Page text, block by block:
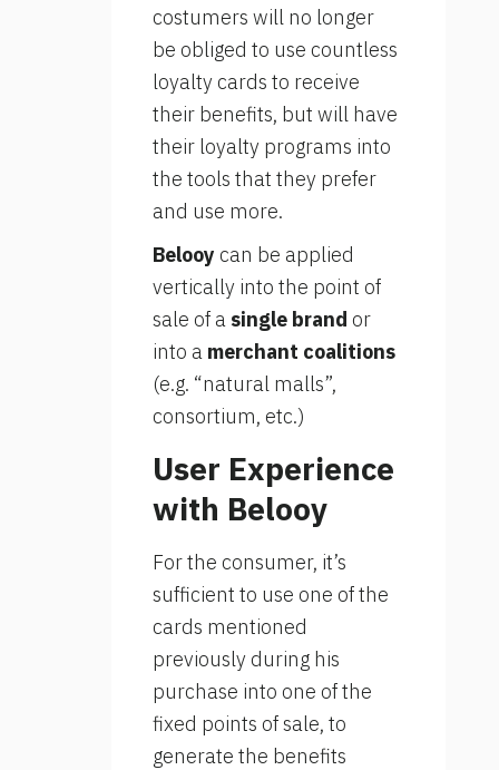
costumers will no longer
be obliged to use countless
loyalty cards to receive
their benefits, but will have
their loyalty programs into
the tools that they prefer
and use more.
Belooy can be applied
vertically into the point of
sale of a single brand or
into a merchant coalitions
(e.g. “natural malls”,
consortium, etc.)
User Experience
with Belooy
For the consumer, it’s
sufficient to use one of the
cards mentioned
previously during his
purchase into one of the
fixed points of sale, to
generate the benefits